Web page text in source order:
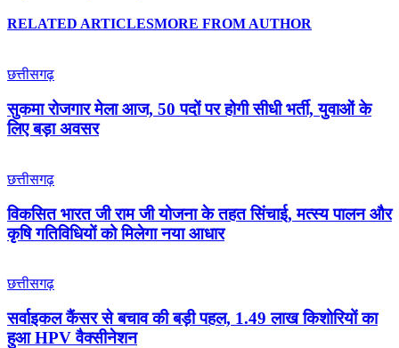
RELATED ARTICLESMORE FROM AUTHOR
छत्तीसगढ़
सुकमा रोजगार मेला आज, 50 पदों पर होगी सीधी भर्ती, युवाओं के
लिए बड़ा अवसर
छत्तीसगढ़
विकसित भारत जी राम जी योजना के तहत सिंचाई, मत्स्य पालन और
कृषि गतिविधियों को मिलेगा नया आधार
छत्तीसगढ़
सर्वाइकल कैंसर से बचाव की बड़ी पहल, 1.49 लाख किशोरियों का
हुआ HPV वैक्सीनेशन